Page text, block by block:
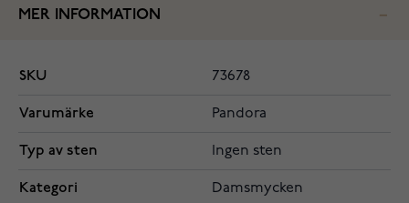
MER INFORMATION
SKU 73678
Varumärke Pandora
Typ av sten Ingen sten
Kategori Damsmycken